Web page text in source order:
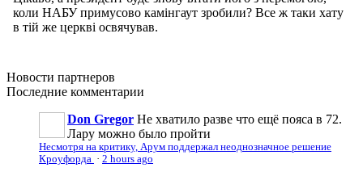
Новости партнеров
Последние комментарии
Don Gregor Не хватило разве что ещё пояса в 72.
Лару можно было пройти
Несмотря на критику, Арум поддержал неоднозначное решение
Кроуфорда · 2 hours ago